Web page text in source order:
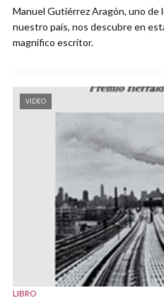
Manuel Gutiérrez Aragón, uno de
nuestro país, nos descubre en
magnífico escritor.
VIDEO
LIBRO